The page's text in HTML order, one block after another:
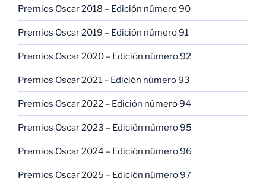
Premios Oscar 2018 – Edición número 90
Premios Oscar 2019 – Edición número 91
Premios Oscar 2020 – Edición número 92
Premios Oscar 2021 – Edición número 93
Premios Oscar 2022 – Edición número 94
Premios Oscar 2023 – Edición número 95
Premios Oscar 2024 – Edición número 96
Premios Oscar 2025 – Edición número 97